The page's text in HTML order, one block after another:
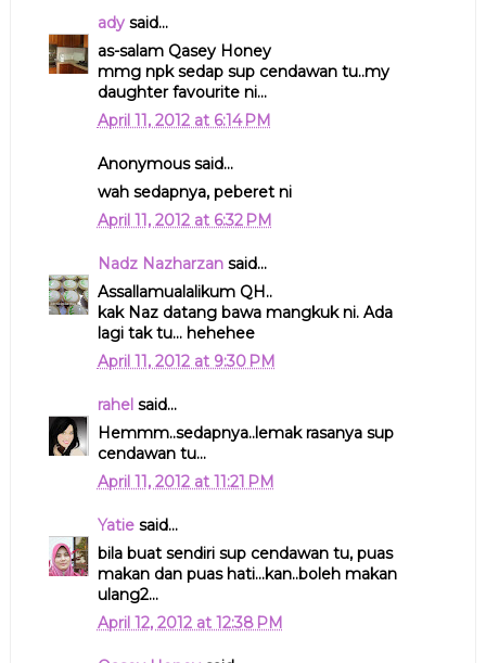
adysaid...
as-salam Qasey Honey
mmg npk sedap sup cendawan tu..my
daughter favourite ni...
April 11, 2012 at 6:14 PM
Anonymous said...
wah sedapnya, peberet ni
April 11, 2012 at 6:32 PM
Nadz Nazharzansaid...
Assallamualalikum QH..
kak Naz datang bawa mangkuk ni. Ada
lagi tak tu... hehehee
April 11, 2012 at 9:30 PM
rahelsaid...
Hemmm..sedapnya..lemak rasanya sup
cendawan tu...
April 11, 2012 at 11:21 PM
Yatiesaid...
bila buat sendiri sup cendawan tu, puas
makan dan puas hati...kan..boleh makan
ulang2...
April 12, 2012 at 12:38 PM